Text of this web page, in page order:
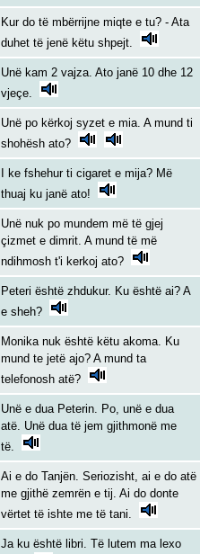
Kur do të mbërrijne miqte e tu? - Ata
duhet të jenë këtu shpejt.
Unë kam 2 vajza. Ato janë 10 dhe 12
vjeçe.
Unë po kërkoj syzet e mia. A mund ti
shohësh ato?
I ke fshehur ti cigaret e mija? Më
thuaj ku janë ato!
Unë nuk po mundem më të gjej
çizmet e dimrit. A mund të më
ndihmosh t'i kerkoj ato?
Peteri është zhdukur. Ku është ai? A
e sheh?
Monika nuk është këtu akoma. Ku
mund te jetë ajo? A mund ta
telefonosh atë?
Unë e dua Peterin. Po, unë e dua
atë. Unë dua të jem gjithmonë me
të.
Ai e do Tanjën. Seriozisht, ai e do atë
me gjithë zemrën e tij. Ai do donte
vërtet të ishte me të tani.
Ja ku është libri. Të lutem ma lexo